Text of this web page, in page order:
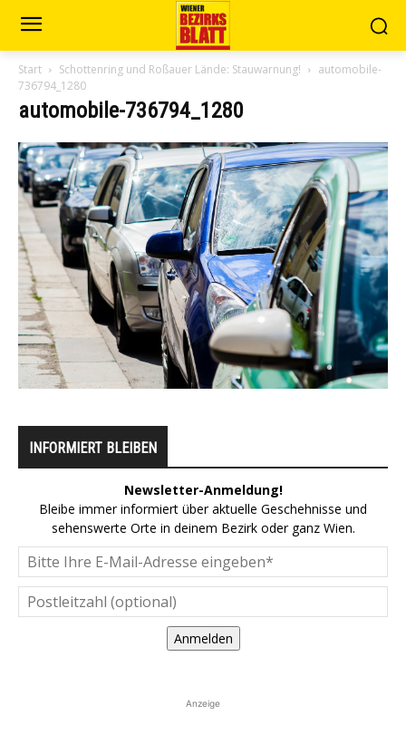
Start Schottenring und Roßauer Lände: Stauwarnung!
automobile-
736794_1280
automobile-736794_1280
INFORMIERT BLEIBEN
Newsletter-Anmeldung!
Bleibe immer informiert über aktuelle Geschehnisse und
sehenswerte Orte in deinem Bezirk oder ganz Wien.
Anmelden
Anzeige